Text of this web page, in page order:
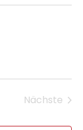
Nächste